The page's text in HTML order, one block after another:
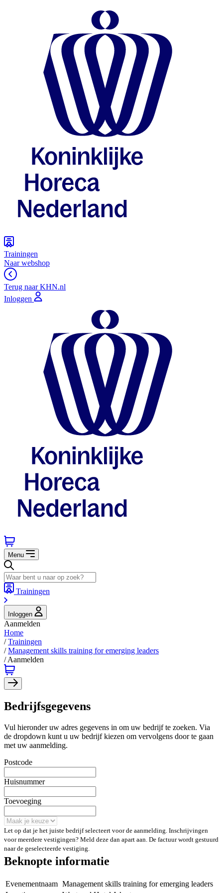
Trainingen
Naar webshop
Terug naar KHN.nl
Inloggen
Menu
Trainingen
Inloggen
Aanmelden
Home
/Trainingen
/Management skills training for emerging leaders
/Aanmelden
Bedrijfsgegevens
Vul hieronder uw adres gegevens in om uw bedrijf te zoeken. Via
de dropdown kunt u uw bedrijf kiezen om vervolgens door te gaan
met uw aanmelding.
Postcode
Huisnummer
Toevoeging
Let op dat je het juiste bedrijf selecteert voor de aanmelding. Inschrijvingen
voor meerdere vestigingen? Meld deze dan apart aan. De factuur wordt gestuurd
naar de geselecteerde vestiging.
Beknopte informatie
Evenementnaam Management skills training for emerging leaders